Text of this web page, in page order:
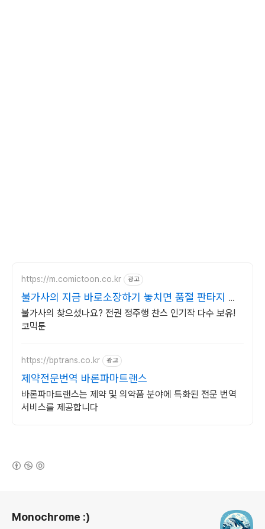
https://m.comictoon.co.kr 광고
불가사의 지금 바로소장하기 놓치면 품절 판타지 전
권세트
불가사의 찾으셨나요? 전권 정주행 찬스 인기작 다수 보유!
코믹툰
https://bptrans.co.kr 광고
제약전문번역 바론파마트랜스
바론파마트랜스는 제약 및 의약품 분야에 특화된 전문 번역
서비스를 제공합니다
Monochrome :)